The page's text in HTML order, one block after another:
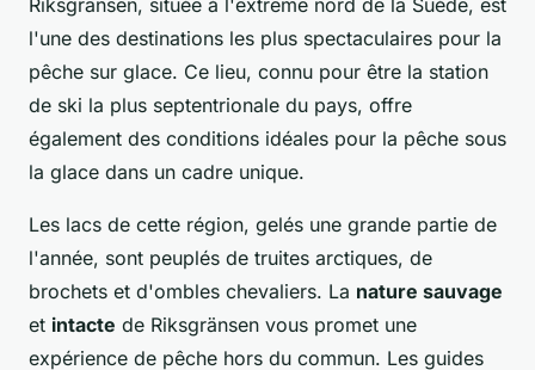
l'une des destinations les plus spectaculaires pour la
pêche sur glace. Ce lieu, connu pour être la station
de ski la plus septentrionale du pays, offre
également des conditions idéales pour la pêche sous
la glace dans un cadre unique.
Les lacs de cette région, gelés une grande partie de
l'année, sont peuplés de truites arctiques, de
brochets et d'ombles chevaliers. La nature sauvage
et intacte de Riksgränsen vous promet une
expérience de pêche hors du commun. Les guides